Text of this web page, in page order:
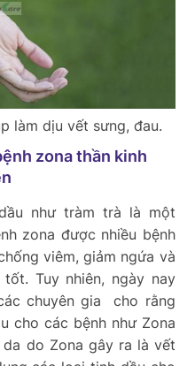
làm dịu vết sưng, đau.
zona thần kinh
như tràm trà là một
zona được nhiều bệnh
viêm, giảm ngứa và
Tuy nhiên, ngày nay
chuyên gia cho rằng
cho các bệnh như Zona
do Zona gây ra là vết